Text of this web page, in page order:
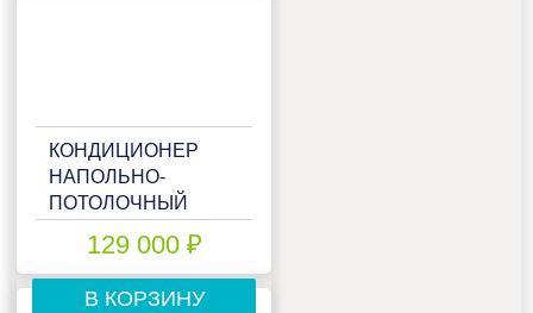
КОНДИЦИОНЕР
НАПОЛЬНО-
ПОТОЛОЧНЫЙ
FDE50ZSX-S
129 000 ₽
В КОРЗИНУ